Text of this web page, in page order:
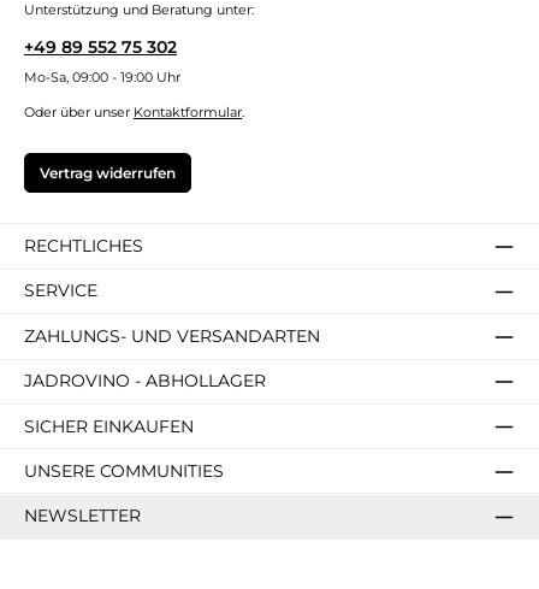
Unterstützung und Beratung unter:
+49 89 552 75 302
Mo-Sa, 09:00 - 19:00 Uhr
Oder über unser Kontaktformular.
Vertrag widerrufen
RECHTLICHES
SERVICE
ZAHLUNGS- UND VERSANDARTEN
JADROVINO - ABHOLLAGER
SICHER EINKAUFEN
UNSERE COMMUNITIES
NEWSLETTER